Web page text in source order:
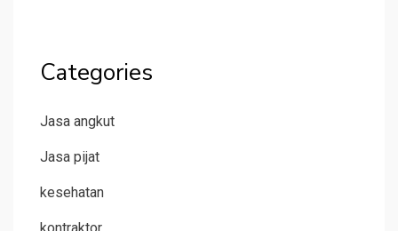
Categories
Jasa angkut
Jasa pijat
kesehatan